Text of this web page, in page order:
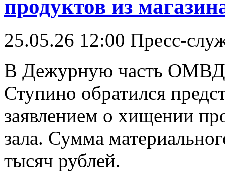
продуктов из
25.05.26 12:00 Пресс-
В Дежурную часть ОМВД
Ступино обратился
заявлением о хищении
зала. Сумма
тысяч рублей.